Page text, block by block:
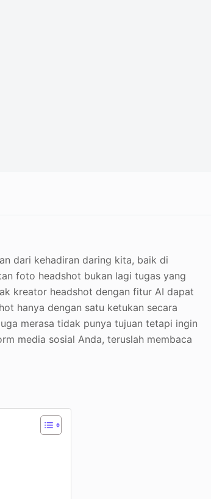
dari kehadiran daring kita, baik di
foto headshot bukan lagi tugas yang
kreator headshot dengan fitur AI dapat
hanya dengan satu ketukan secara
merasa tidak punya tujuan tetapi ingin
media sosial Anda, teruslah membaca